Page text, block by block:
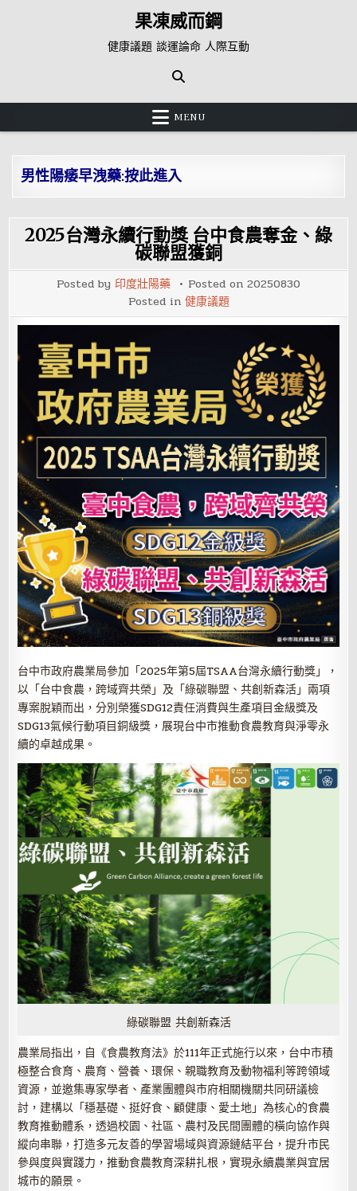
果凍威而鋼
健康議題 談運論命 人際互動
MENU
男性陽痿早洩藥:按此進入
2025台灣永續行動獎 台中食農奪金、綠
碳聯盟獲銅
Posted by 印度壯陽藥 Posted on 20250830
Posted in 健康議題
台中市政府農業局參加「2025年第5屆TSAA台灣永續行動獎」，
以「台中食農，跨域齊共榮」及「綠碳聯盟、共創新森活」兩項
專案脫穎而出，分別榮獲SDG12責任消費與生產項目金級獎及
SDG13氣候行動項目銅級獎，展現台中市推動食農教育與淨零永
續的卓越成果。
綠碳聯盟 共創新森活
農業局指出，自《食農教育法》於111年正式施行以來，台中市積
極整合食育、農育、營養、環保、親職教育及動物福利等跨領域
資源，並邀集專家學者、產業團體與市府相關機關共同研議檢
討，建構以「穩基礎、挺好食、顧健康、愛土地」為核心的食農
教育推動體系，透過校園、社區、農村及民間團體的橫向協作與
縱向串聯，打造多元友善的學習場域與資源鏈結平台，提升市民
參與度與實踐力，推動食農教育深耕扎根，實現永續農業與宜居
城市的願景。